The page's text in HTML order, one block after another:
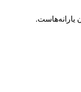
یارانه‌هاست.